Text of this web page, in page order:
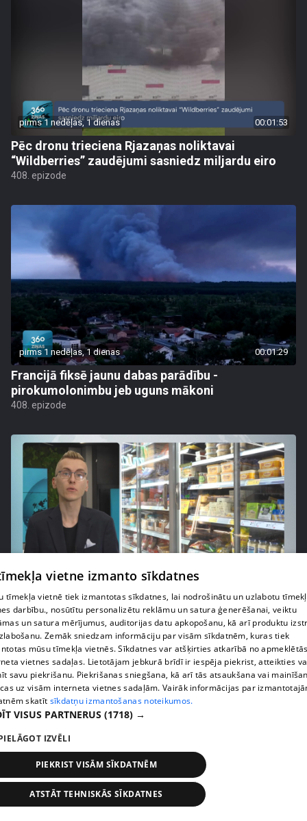
pirms 1 nedēļas, 1 dienas 00:01:53
Pēc dronu trieciena Rjazaņas noliktavai
“Wildberries” zaudējumi sasniedz miljardu eiro
408. epizode
pirms 1 nedēļas, 1 dienas 00:01:29
Francijā fiksē jaunu dabas parādību -
pirokumolonimbu jeb uguns mākoni
408. epizode
pirms 1 nedēļas, 1 dienas
Pārtiku pērkam vairāk, bet vai “zemo cenu grozs”
tiešām samazina kopējo čeku?
408. epizode
vietne izmanto sīkdatnes
tīmekļa vietnē tiek izmantotas sīkdatnes, lai nodrošinātu un uzlabotu
darbību., nosūtītu personalizētu reklāmu un satura ģenerēšanai, veiktu
un satura mērījumus, auditorijas datu apkopošanu, kā arī produktu
Zemāk sniedzam informāciju par visām sīkdatnēm, kuras tiek
mūsu tīmekļa vietnēs. Sīkdatnes var atšķirties atkarībā no
vietnes sadaļas. Lietotājam jebkurā brīdī ir iespēja piekrist, atteikties
savu piekrišanu. Piekrišanas sniegšana, kā arī tās atsaukšana vai
uz visām interneta vietnes sadaļām. Vairāk informācijas par
skatīt sīkdatņu izmantošanas noteikumos.
VISUS PARTNERUS (1718) →
IZVĒLI
PIEKRIST VISĀM SĪKDATNĒM
ATSTĀT TEHNISKĀS SĪKDATNES